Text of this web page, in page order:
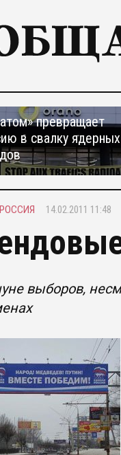
превращает
в свалку ядерных
14.02.2011 11:48
выборов,